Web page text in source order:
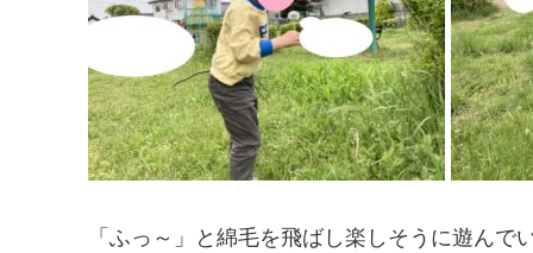
「ふっ～」と綿毛を飛ばし楽しそうに遊んで